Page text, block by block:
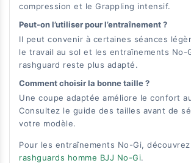
compression et le Grappling intensif.
Peut-on l’utiliser pour l’entraînement ?
Il peut convenir à certaines séances
le travail au sol et les entraînements No-
rashguard reste plus adapté.
Comment choisir la bonne taille ?
Une coupe adaptée améliore le confort
Consultez le guide des tailles avant de
votre modèle.
Pour les entraînements No-Gi,
rashguards homme BJJ No-Gi.